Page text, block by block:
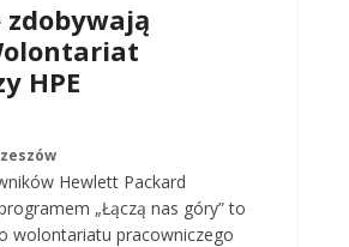
zdobywają
HPE
Hewlett Packard
„Łączą nas góry” to
wolontariatu pracowniczego